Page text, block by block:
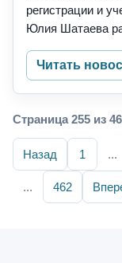
регистрации и
Юлия Шатаева
Читать
Страница 255 из
Назад 1 ...
... 462